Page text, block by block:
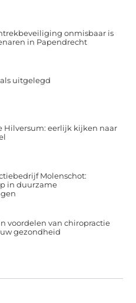
onmisbaar is
in Papendrecht
uitgelegd
Hilversum: eerlijk kijken naar
Molenschot:
in duurzame
voordelen van chiropractie
gezondheid